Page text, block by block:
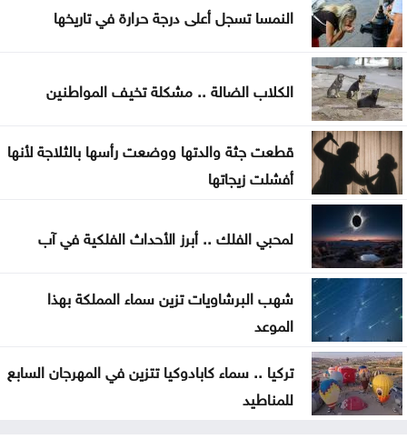
500 ألف دينار لدعم مشاريع البنية التحتية في الوسطية
بشيكطاش يعود من التشيك بفوز ثمين في ذهاب
تمهيدي الدوري الأوروبي
أوغندا توافق على نشر وحدة من جيشها في غزة
إسطنبول .. ثالث أكبر سفينة رافعات بالعالم تمر عبر
مضيق البوسفور
النمسا تسجل أعلى درجة حرارة في تاريخها
الكلاب الضالة .. مشكلة تخيف المواطنين
قطعت جثة والدتها ووضعت رأسها بالثلاجة لأنها
أفشلت زيجاتها
لمحبي الفلك .. أبرز الأحداث الفلكية في آب
شهب البرشاويات تزين سماء المملكة بهذا
الموعد
تركيا .. سماء كابادوكيا تتزين في المهرجان السابع
للمناطيد